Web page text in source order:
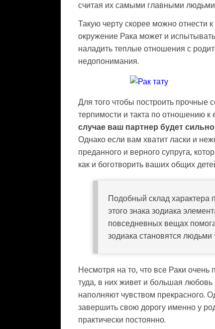
считая их самыми главными
Такую черту скорее можно отнести
окружение Рака может и
наладить теплые отношения с
недопонимания.
Для того чтобы построить прочные
терпимости и такта по отношению
случае ваш партнер будет
Однако если вам хватит ласки и
преданного и верного супруга,
как и боготворить ваших общих
Подобный склад характера
этого знака зодиака
повседневных вещах
зодиака становятся людьми
Несмотря на то, что все Раки очень
туда, в них живет и большая
наполняют чувством прекрасного.
завершить свою дорогу именно у
практически постоянно.